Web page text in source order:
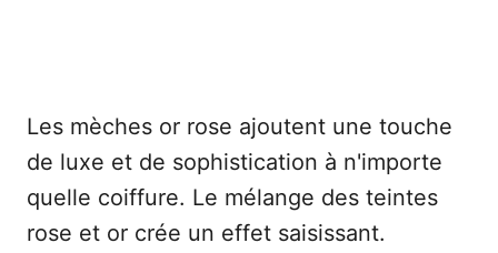
Les mèches or rose ajoutent une touche
de luxe et de sophistication à n'importe
quelle coiffure. Le mélange des teintes
rose et or crée un effet saisissant.